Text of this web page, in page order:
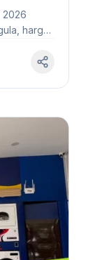
2026
harga